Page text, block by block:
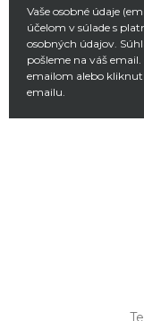
Vaše osobné údaje
účelom v súlade s
osobných údajov.
pošleme na váš
emailom alebo
emailu.